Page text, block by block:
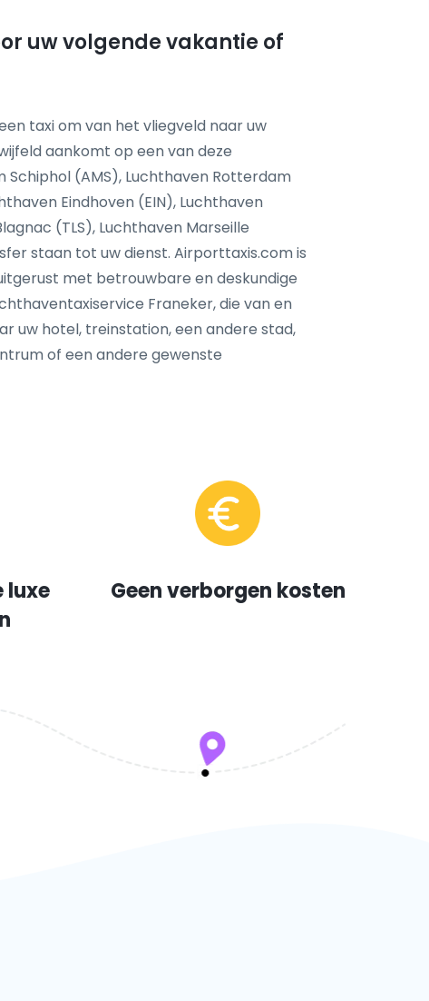
uw volgende vakantie of
taxi om van het vliegveld naar uw
aankomt op een van deze
(AMS), Luchthaven Rotterdam
Eindhoven (EIN), Luchthaven
(TLS), Luchthaven Marseille
staan tot uw dienst. Airporttaxis.com is
met betrouwbare en deskundige
Franeker, die van en
uw hotel, treinstation, een andere stad,
of een andere gewenste
luxe
Geen verborgen kosten